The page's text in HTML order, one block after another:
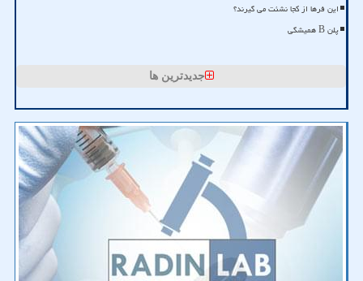
این فرها از کجا نشئت می گیرند؟
پلن B همیشگی
جدیدترین ها